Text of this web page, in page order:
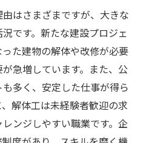
はさまざまですが、大きな
です。新たな建設プロジェ
た建物の解体や改修が必要
急増しています。また、公
多く、安定した仕事が得ら
解体工は未経験者歓迎の求
ンジしやすい職業です。企